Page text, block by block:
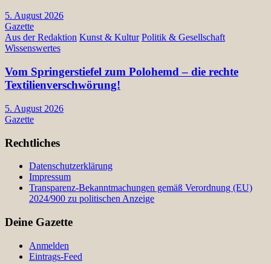
5. August 2026
Gazette
Aus der Redaktion Kunst & Kultur Politik & Gesellschaft
Wissenswertes
Vom Springerstiefel zum Polohemd – die rechte
Textilienverschwörung!
5. August 2026
Gazette
Rechtliches
Datenschutzerklärung
Impressum
Transparenz-Bekanntmachungen gemäß Verordnung (EU)
2024/900 zu politischen Anzeige
Deine Gazette
Anmelden
Eintrags-Feed